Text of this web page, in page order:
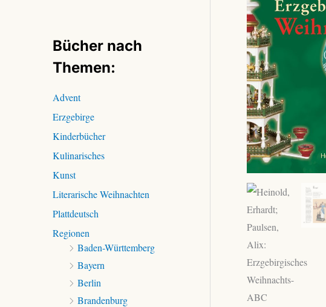
n
n
h
:
Bücher nach
Themen:
Advent
Erzgebirge
Kinderbücher
Kulinarisches
Kunst
Literarische Weihnachten
Plattdeutsch
Regionen
Baden-Württemberg
Bayern
Berlin
Brandenburg